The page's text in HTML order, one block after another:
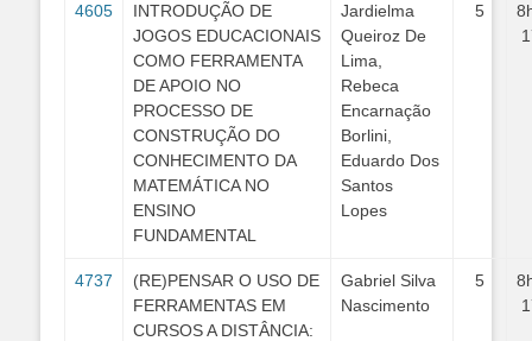
4605
INTRODUÇÃO DE
JOGOS EDUCACIONAIS
COMO FERRAMENTA
DE APOIO NO
PROCESSO DE
CONSTRUÇÃO DO
CONHECIMENTO DA
MATEMÁTICA NO
ENSINO
FUNDAMENTAL
Jardielma
Queiroz De
Lima,
Rebeca
Encarnação
Borlini,
Eduardo Dos
Santos
Lopes
5
4737
(RE)PENSAR O USO DE
FERRAMENTAS EM
CURSOS A DISTÂNCIA:
Gabriel Silva
Nascimento
5